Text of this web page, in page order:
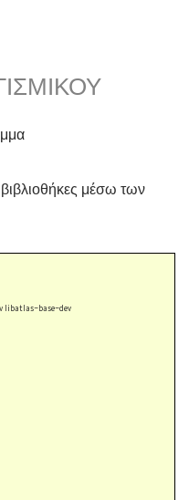
μέσω των
libatlas-base-dev